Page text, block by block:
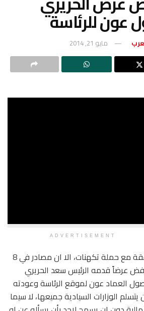
عون للرئاسة
مايو 21, 2014
ADVERTISEMENT
والزيارات الخارجية مترافقة مع حملة تكهنات، الا ان مصادر في 8
عرضاً قدمه الرئيس سعد الحريري
العماد عون لموقع الرئاسة وعودته
الوزارات السيادية جميعها، لا سيما